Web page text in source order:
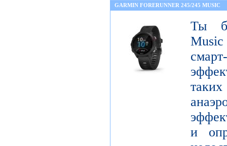
GARMIN FORERUNNER 245/245 MUSIC
Ты
Music
и